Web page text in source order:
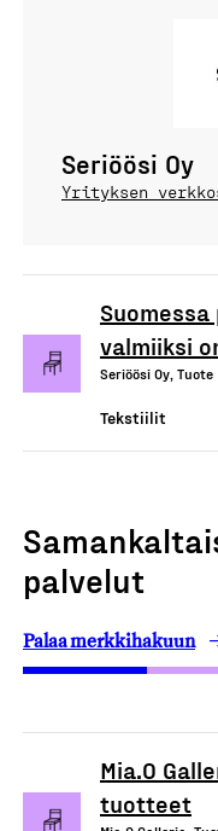
Seriöösi Oy
Yrityksen
valmiiksi
Seriöösi Oy, Tuote
Tekstiilit
palvelut
Palaa merkkihakuun
Mia.O
tuotteet